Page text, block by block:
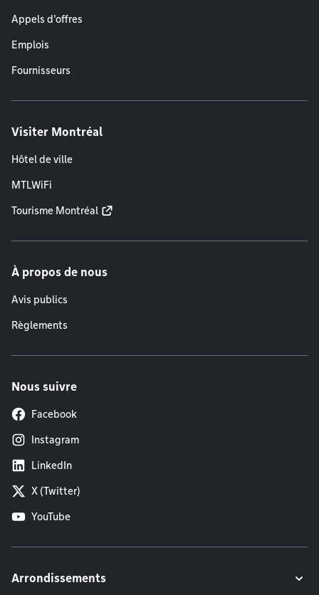
Appels d'offres
Emplois
Fournisseurs
Visiter Montréal
Hôtel de ville
MTLWiFi
Tourisme Montréal
À propos de nous
Avis publics
Règlements
Nous suivre
Facebook
Instagram
LinkedIn
X (Twitter)
YouTube
Arrondissements